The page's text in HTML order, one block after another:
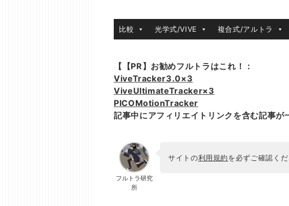
比較 光学式/VIVE 複合式/アルトラ
【【PR】お勧めフルトラはこれ！：
ViveTracker3.0×3
ViveUltimateTracker×3
PICOMotionTracker
記事中にアフィリエイトリンクを含む記事が
フルトラ研究
所
サイトの利用規約を必ずご確認く